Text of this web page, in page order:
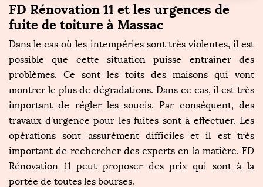
FD Rénovation 11 et les urgences de
fuite de toiture à Massac
Dans le cas où les intempéries sont très violentes, il est
possible que cette situation puisse entraîner des
problèmes. Ce sont les toits des maisons qui vont
montrer le plus de dégradations. Dans ce cas, il est très
important de régler les soucis. Par conséquent, des
travaux d'urgence pour les fuites sont à effectuer. Les
opérations sont assurément difficiles et il est très
important de rechercher des experts en la matière. FD
Rénovation 11 peut proposer des prix qui sont à la
portée de toutes les bourses.